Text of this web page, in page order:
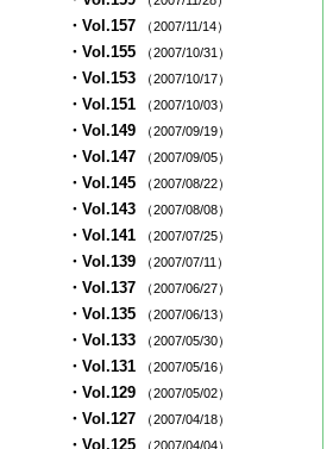
・Vol.157 （2007/11/14）
・Vol.155 （2007/10/31）
・Vol.153 （2007/10/17）
・Vol.151 （2007/10/03）
・Vol.149 （2007/09/19）
・Vol.147 （2007/09/05）
・Vol.145 （2007/08/22）
・Vol.143 （2007/08/08）
・Vol.141 （2007/07/25）
・Vol.139 （2007/07/11）
・Vol.137 （2007/06/27）
・Vol.135 （2007/06/13）
・Vol.133 （2007/05/30）
・Vol.131 （2007/05/16）
・Vol.129 （2007/05/02）
・Vol.127 （2007/04/18）
・Vol.125 （2007/04/04）